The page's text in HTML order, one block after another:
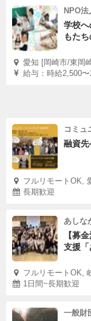
NPO
学校
もたち
愛知 [岡崎市/東岡
給与：時給2,500〜
コミュ
融資
フルリモートOK,
長期歓迎
あしな
【募
支援「
フルリモートOK,
1日間~長期歓迎
一般財